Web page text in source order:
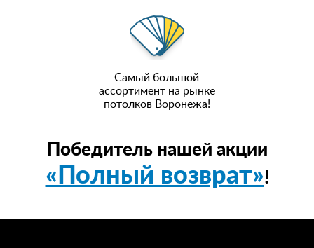
Самый большой
ассортимент на рынке
потолков Воронежа!
Победитель нашей акции
«Полный возврат»!